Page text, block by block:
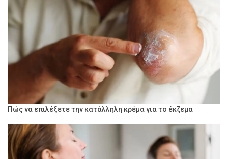
Πώς να επιλέξετε την κατάλληλη κρέμα για το έκζεμα